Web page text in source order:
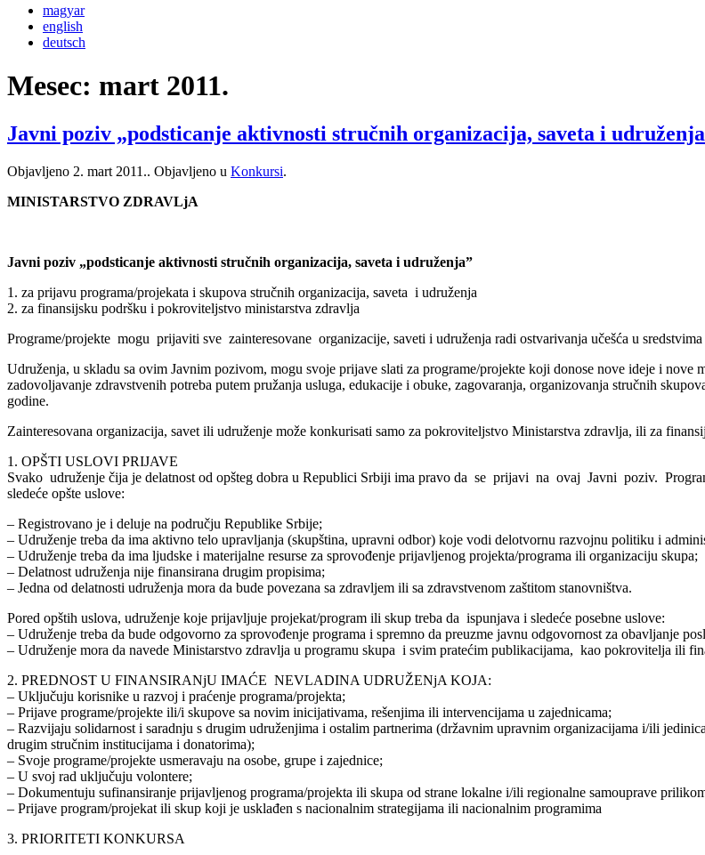
magyar
english
deutsch
Mesec: mart 2011.
Javni poziv „podsticanje aktivnosti stručnih organizacija, saveta i
Objavljeno 2. mart 2011.. Objavljeno u Konkursi.
MINISTARSTVO ZDRAVLjA
Javni poziv „podsticanje aktivnosti stručnih organizacija, saveta i udruženja”
1. za prijavu programa/projekata i skupova stručnih organizacija, saveta i udruženja
2. za finansijsku podršku i pokroviteljstvo ministarstva zdravlja
Programe/projekte mogu prijaviti sve zainteresovane organizacije, saveti i udruženja radi ostvarivanja učešća u
Udruženja, u skladu sa ovim Javnim pozivom, mogu svoje prijave slati za programe/projekte koji donose nove ideje i
zadovoljavanje zdravstvenih potreba putem pružanja usluga, edukacije i obuke, zagovaranja, organizovanja stručnih
godine.
Zainteresovana organizacija, savet ili udruženje može konkurisati samo za pokroviteljstvo Ministarstva zdravlja, ili za
1. OPŠTI USLOVI PRIJAVE
Svako udruženje čija je delatnost od opšteg dobra u Republici Srbiji ima pravo da se prijavi na ovaj Javni poziv.
sledeće opšte uslove:
– Registrovano je i deluje na području Republike Srbije;
– Udruženje treba da ima aktivno telo upravljanja (skupština, upravni odbor) koje vodi delotvornu razvojnu politiku i
– Udruženje treba da ima ljudske i materijalne resurse za sprovođenje prijavljenog projekta/programa ili organizaciju skupa;
– Delatnost udruženja nije finansirana drugim propisima;
– Jedna od delatnosti udruženja mora da bude povezana sa zdravljem ili sa zdravstvenom zaštitom stanovništva.
Pored opštih uslova, udruženje koje prijavljuje projekat/program ili skup treba da ispunjava i sledeće posebne uslove:
– Udruženje treba da bude odgovorno za sprovođenje programa i spremno da preuzme javnu
– Udruženje mora da navede Ministarstvo zdravlja u programu skupa i svim pratećim publikacijama, kao pokrovitelja ili
2. PREDNOST U FINANSIRANjU IMAĆE NEVLADINA UDRUŽENjA KOJA:
– Uključuju korisnike u razvoj i praćenje programa/projekta;
– Prijave programe/projekte ili/i skupove sa novim inicijativama, rešenjima ili intervencijama u zajednicama;
– Razvijaju solidarnost i saradnju s drugim udruženjima i ostalim partnerima (državnim upravnim organizacijama i/ili
drugim stručnim institucijama i donatorima);
– Svoje programe/projekte usmeravaju na osobe, grupe i zajednice;
– U svoj rad uključuju volontere;
– Dokumentuju sufinansiranje prijavljenog programa/projekta ili skupa od strane lokalne i/ili regionalne samouprave
– Prijave program/projekat ili skup koji je usklađen s nacionalnim strategijama ili nacionalnim programima
3. PRIORITETI KONKURSA